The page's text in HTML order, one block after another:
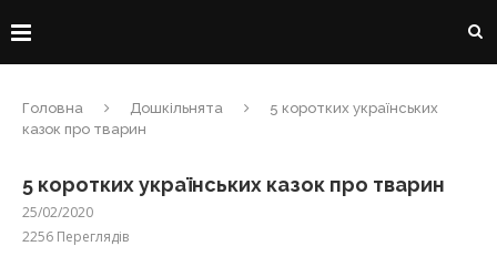
Головна Дошкільнята
5 коротких українських
казок про тварин
5 коротких українських казок про тварин
25/02/2020
2256 Переглядів